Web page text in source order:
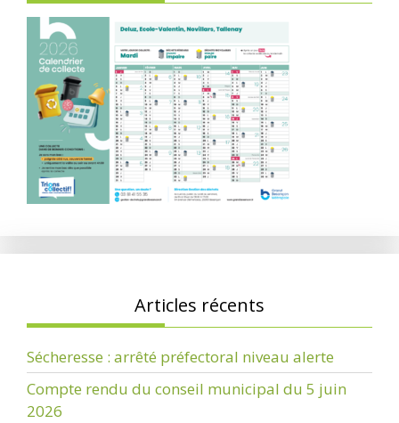
Articles récents
Sécheresse : arrêté préfectoral niveau alerte
Compte rendu du conseil municipal du 5 juin
2026